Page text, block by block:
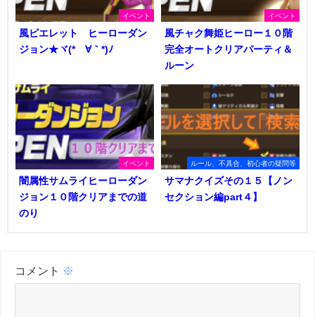
イベント
風ピエレット ヒーローダン
ジョン★ヾ(*´∀｀*)ﾉ
イベント
風チャク舞姫ヒーロー１０階
完全オートクリアパーティ＆
ルーン
イベント
闇属性サムライヒーローダン
ジョン１０階クリアまでの道
のり
ルール、不具合、初心者の疑問等
サマナクイズその１５【ノン
セクション編part４】
コメント ※